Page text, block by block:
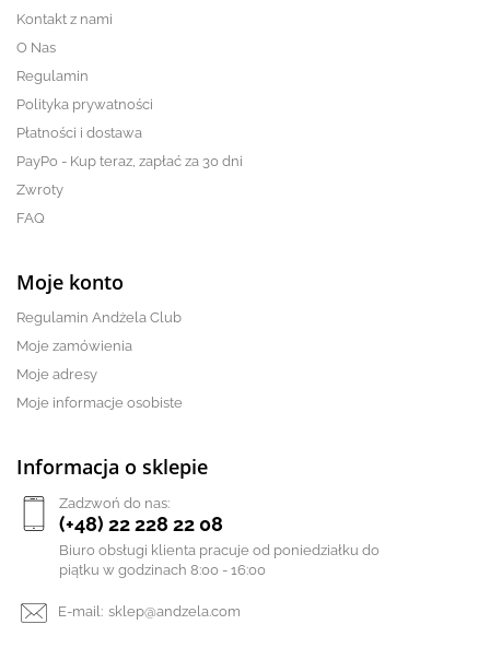
Kontakt z nami
O Nas
Regulamin
Polityka prywatności
Płatności i dostawa
PayPo - Kup teraz, zapłać za 30 dni
Zwroty
FAQ
Moje konto
Regulamin Andżela Club
Moje zamówienia
Moje adresy
Moje informacje osobiste
Informacja o sklepie
Zadzwoń do nas:
(+48) 22 228 22 08
Biuro obsługi klienta pracuje od poniedziałku do
piątku w godzinach 8:00 - 16:00
E-mail: sklep@andzela.com